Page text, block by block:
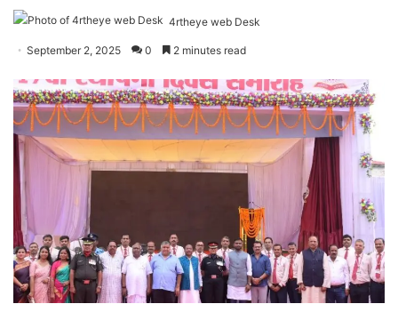
4rtheye web Desk
September 2, 2025 0 2 minutes read